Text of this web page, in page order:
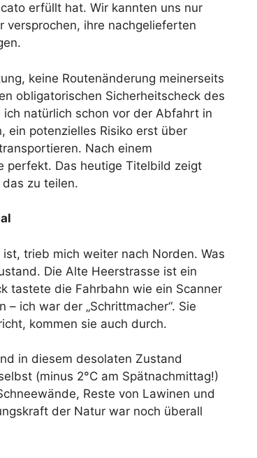
erfüllt hat. Wir kannten uns nur
versprochen, ihre nachgelieferten
keine Routenänderung meinerseits
obligatorischen Sicherheitscheck des
natürlich schon vor der Abfahrt in
ein potenzielles Risiko erst über
Nach einem
perfekt. Das heutige Titelbild zeigt
zu teilen.
trieb mich weiter nach Norden. Was
Die Alte Heerstrasse ist ein
tastete die Fahrbahn wie ein Scanner
ich war der „Schrittmacher“. Sie
kommen sie auch durch.
in diesem desolaten Zustand
(minus 2°C am Spätnachmittag!)
Reste von Lawinen und
der Natur war noch überall